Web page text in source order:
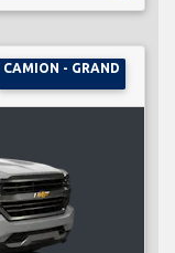
CAMION - GRAND